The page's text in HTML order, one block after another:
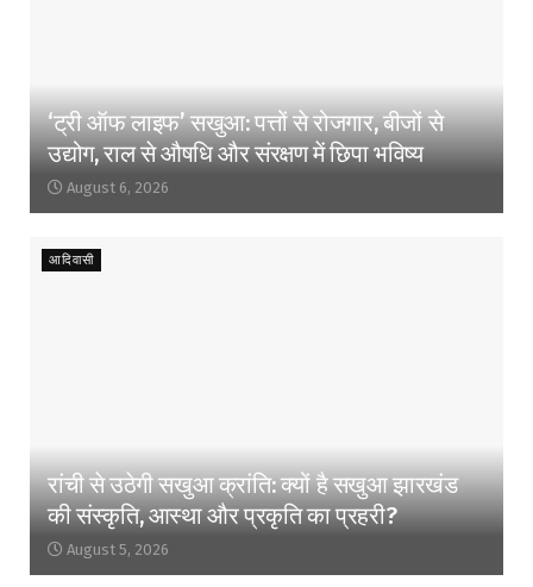
‘ट्री ऑफ लाइफ’ सखुआ: पत्तों से रोजगार, बीजों से
उद्योग, राल से औषधि और संरक्षण में छिपा भविष्य
August 6, 2026
आदिवासी
रांची से उठेगी सखुआ क्रांति: क्यों है सखुआ झारखंड
की संस्कृति, आस्था और प्रकृति का प्रहरी?
August 5, 2026